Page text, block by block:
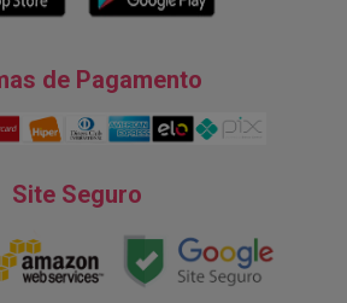
de Pagamento
Site Seguro